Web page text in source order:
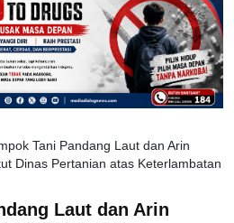
Tani Pandang Laut dan Arin
Dinas Pertanian atas Keterlambatan
Laut dan Arin